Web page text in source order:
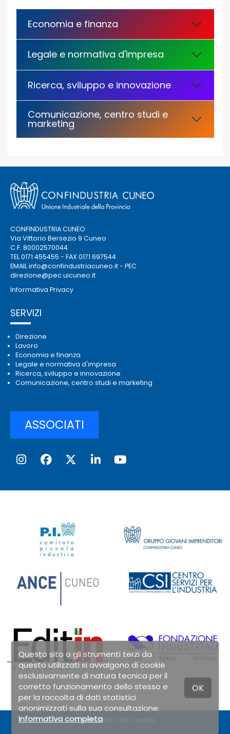
Economia e finanza
Legale e normativa d'impresa
Ricerca, sviluppo e innovazione
Comunicazione, centro studi e
marketing
CONFINDUSTRIA CUNEO
Via Vittorio Bersezio 9 Cuneo
C.F. 80002570044
TEL 0171 455455 - FAX 0171 697544
EMAILinfo@confindustriacuneo.it- PEC
direzione@pec.uicuneo.it
Informativa Privacy
SERVIZI
Direzione
Lavoro
Economia e finanza
Legale e normativa d'impresa
Ricerca, sviluppo e innovazione
Comunicazione, centro studi e marketing
ASSOCIATI
Copyright© 2026 | credits
Questo sito o gli strumenti terzi da
questo utilizzati si avvalgono di cookie
esclusivamente di natura tecnica per il
corretto funzionamento dello stesso e
per la raccolta di dati statistici
anonimizzati sulla sua consultazione.
Informativa completa
OK